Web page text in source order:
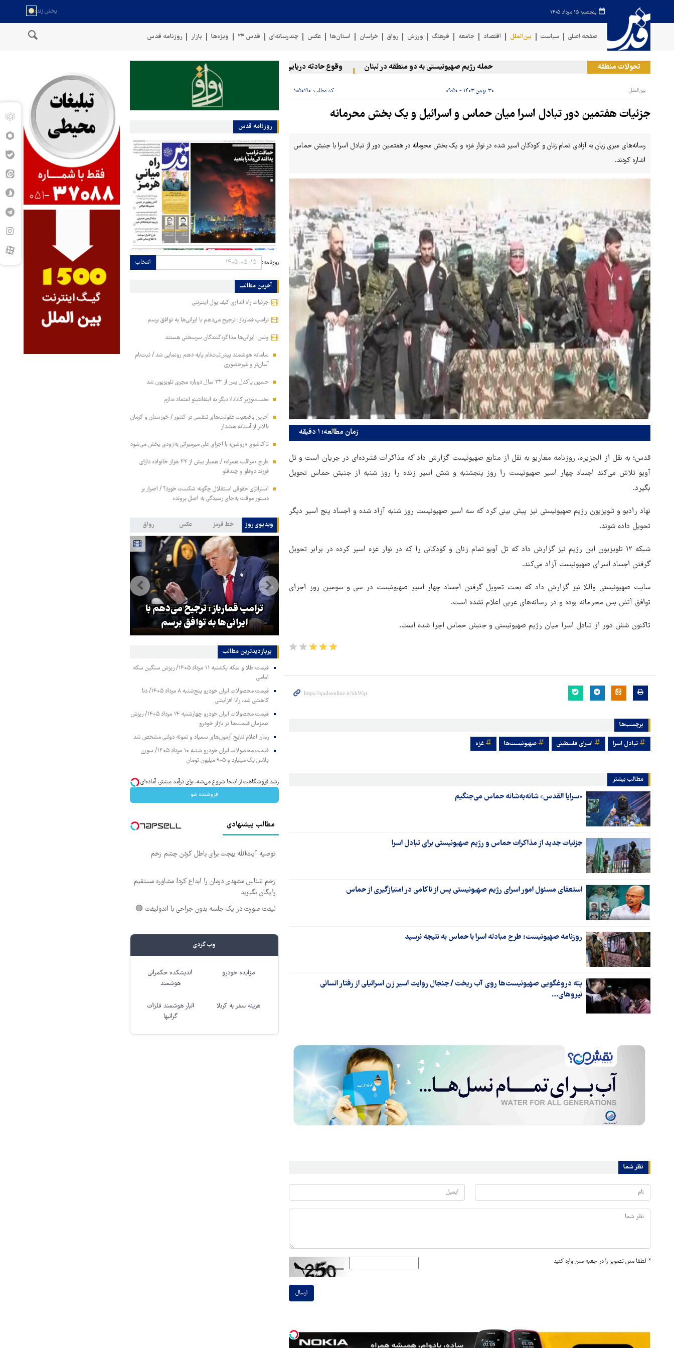
پنجشنبه ۱۵ مرداد ۱۴۰۵
صفحه اصلی سیاست بین‌الملل اقتصاد جامعه فرهنگ ورزش رواق خراسان استان‌ها عکس چندرسانه‌ای قدس ۲۴ ویژه‌ها بازار روزنامه قدس
تحولات منطقه حمله رژیم صهیونیستی به دو منطقه در لبنان وقوع حادثه دریایی در سواحل عمان سخنگوی نیروهای مسلح یمن: کشتی نفتی عربستان را با موشک بالستیک هدف
بین‌الملل ۳۰ بهمن ۱۴۰۳ - ۰۹:۵۰ کد مطلب: ۱۰۵۰۱۹۰
جزئیات هفتمین دور تبادل اسرا میان حماس و اسرائیل و یک بخش محرمانه
رسانه‌های عبری زبان به آزادی تمام زنان و کودکان اسیر شده در نوار غزه و یک بخش محرمانه در هفتمین دور از تبادل اسرا با جنبش حماس
اشاره کردند.
زمان مطالعه: ۱ دقیقه
قدس؛ به نقل از الجزیره، روزنامه معاریو به نقل از منابع صهیونیست گزارش داد که مذاکرات فشرده‌ای در جریان است و تل
آویو تلاش می‌کند اجساد چهار اسیر صهیونیست را روز پنجشنبه و شش اسیر زنده را روز شنبه از جنبش حماس تحویل
بگیرد.
نهاد رادیو و تلویزیون رژیم صهیونیستی نیز پیش بینی کرد که سه اسیر صهیونیست روز شنبه آزاد شده و اجساد پنج اسیر دیگر
تحویل داده شوند.
شبکه ۱۲ تلویزیون این رژیم نیز گزارش داد که تل آویو تمام زنان و کودکانی را که در نوار غزه اسیر کرده در برابر تحویل
گرفتن اجساد اسرای صهیونیست آزاد می‌کند.
سایت صهیونیستی واللا نیز گزارش داد که بحث تحویل گرفتن اجساد چهار اسیر صهیونیست در سی و سومین روز اجرای
توافق آتش بس محرمانه بوده و در رسانه‌های عربی اعلام نشده است.
تاکنون شش دور از تبادل اسرا میان رژیم صهیونیستی و جنبش حماس اجرا شده است.
برچسب‌ها
تبادل اسرا اسرای فلسطینی صهیونیست‌ها غزه
مطالب بیشتر
«سرایا القدس» شانه‌به‌شانه حماس می‌جنگیم
جزئیات جدید از مذاکرات حماس و رژیم صهیونیستی برای تبادل اسرا
استعفای مسئول امور اسرای رژیم صهیونیستی پس از ناکامی در امتیازگیری از حماس
روزنامه صهیونیست: طرح مبادله اسرا با حماس به نتیجه نرسید
پته دروغگویی صهیونیست‌ها روی آب ریخت / جنجال روایت اسیر زن اسرائیلی از رفتار انسانی
نیروهای…
نظر شما
* لطفا متن تصویر را در جعبه متن وارد کنید
ارسال
روزنامه قدس
روزنامه: انتخاب
آخرین مطالب
جزئیات راه اندازی کیف پول اینترنتی
ترامپ قمارباز: ترجیح می‌دهم با ایرانی‌ها به توافق برسم
ونس: ایرانی‌ها مذاکره‌کنندگان سرسختی هستند
سامانه هوشمند پیش‌ثبت‌نام پایه دهم رونمایی شد / ثبت‌نام
آسان‌تر و غیرحضوری
حسین پاکدل پس از ۳۳ سال دوباره مجری تلویزیون شد
نخست‌وزیر کانادا: دیگر به اینفانتینو اعتماد ندارم
آخرین وضعیت عفونت‌های تنفسی در کشور / خوزستان و کرمان
بالاتر از آستانه هشدار
تاک‌شوی «روشن» با اجرای علی میرمیرانی به‌زودی پخش می‌شود
طرح «مراقب همراه» / همیار بیش از ۴۴ هزار خانواده دارای
فرزند دوقلو و چندقلو
استراتژی حقوقی استقلال چگونه شکست خورد؟ / اصرار بر
دستور موقت به‌جای رسیدگی به اصل پرونده
ویدیوی روز خط قرمز عکس رواق
ونس: ایرانی‌ها مذاکره‌کنندگان
سرسختی هستند
ترامپ قمارباز: ترجیح می‌دهم با
ایرانی‌ها به توافق برسم
پربازدیدترین‌ مطالب
قیمت طلا و سکه یکشنبه ۱۱ مرداد ۱۴۰۵/ ریزش سنگین سکه
امامی
قیمت محصولات ایران خودرو پنج‌شنبه ۸ مرداد ۱۴۰۵/ دنا
کاهشی شد، رانا افزایشی
قیمت محصولات ایران خودرو چهارشنبه ۱۴ مرداد ۱۴۰۵/ ریزش
همزمان قیمت‌ها در بازار خودرو
زمان اعلام نتایج آزمون‌های سمپاد و نمونه دولتی مشخص شد
قیمت محصولات ایران خودرو شنبه ۱۰ مرداد ۱۴۰۵/ سورن
پلاس یک میلیارد و ۹۰۵ میلیون تومان
رشد فروشگاهت از اینجا شروع می‌شه، برای درآمد بیشتر، آماده‌ای؟
فروشنده شو
مطالب پیشنهادی
توصیه آیت‌الله بهجت برای باطل کردن چشم زخم
زخم شناس مشهدی درمان را ابداع کرد! مشاوره مستقیم
رایگان بگیرید
لیفت صورت در یک جلسه بدون جراحی با اندولیفت 🟢
وب گردی
مزایده خودرو
اندیشکده حکمرانی
هوشمند
هزینه سفر به کربلا
انبار هوشمند فلزات
گرانبها